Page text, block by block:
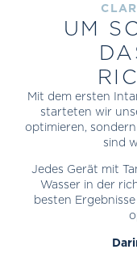
UM
Mit dem ersten
starteten wir
optimieren,
sind
Jedes Gerät mit
Wasser in der
besten